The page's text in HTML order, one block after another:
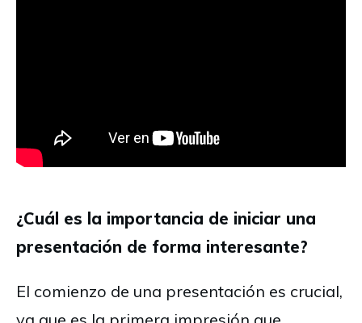
¿Cuál es la importancia de iniciar una
presentación de forma interesante?
El comienzo de una presentación es crucial,
ya que es la primera impresión que